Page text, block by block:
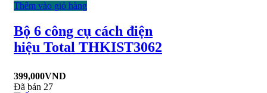
Thêm vào giỏ hàng
Bộ 6 công cụ cách điện
hiệu Total THKIST3062
399,000VND
Đã bán 27